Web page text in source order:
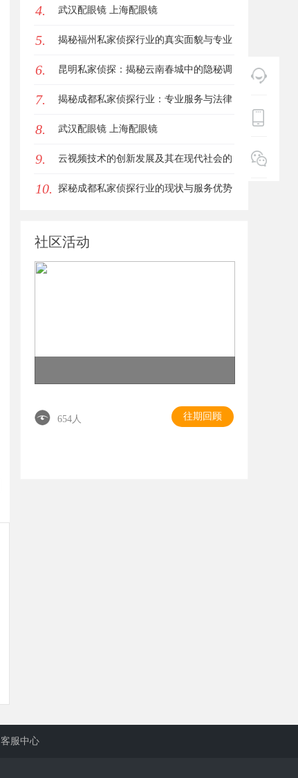
4. 武汉配眼镜 上海配眼镜
5. 揭秘福州私家侦探行业的真实面貌与专业
服务
6. 昆明私家侦探：揭秘云南春城中的隐秘调
查力量
7. 揭秘成都私家侦探行业：专业服务与法律
边界解析
8. 武汉配眼镜 上海配眼镜
9. 云视频技术的创新发展及其在现代社会的
广泛应用
10. 探秘成都私家侦探行业的现状与服务优势
社区活动
654人 往期回顾
客服中心